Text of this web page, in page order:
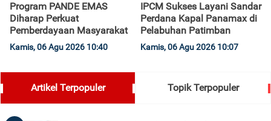
Program PANDE EMAS
Diharap Perkuat
Pemberdayaan Masyarakat
Kamis, 06 Agu 2026 10:40
IPCM Sukses Layani Sandar
Perdana Kapal Panamax di
Pelabuhan Patimban
Kamis, 06 Agu 2026 10:07
Artikel Terpopuler Topik Terpopuler